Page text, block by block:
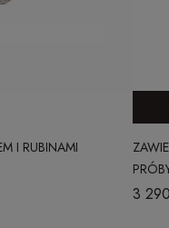
I RUBINAMI
3